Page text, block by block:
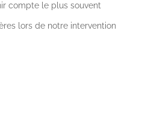
compte le plus souvent
lors de notre intervention